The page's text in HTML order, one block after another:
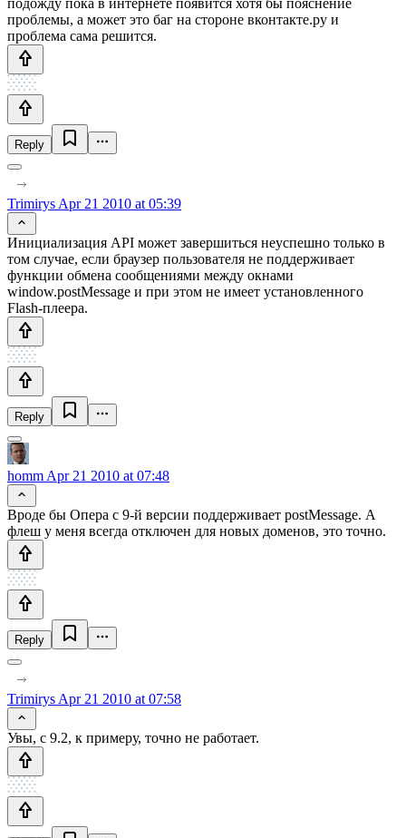
проблемы, а может это баг на стороне вконтакте.ру и
проблема сама решится.
Reply
Trimirys Apr 21 2010 at 05:39
Инициализация API может завершиться неуспешно только в
том случае, если браузер пользователя не поддерживает
функции обмена сообщениями между окнами
window.postMessage и при этом не имеет установленного
Flash-плеера.
Reply
homm Apr 21 2010 at 07:48
Вроде бы Опера с 9-й версии поддерживает postMessage. А
флеш у меня всегда отключен для новых доменов, это точно.
Reply
Trimirys Apr 21 2010 at 07:58
Увы, с 9.2, к примеру, точно не работает.